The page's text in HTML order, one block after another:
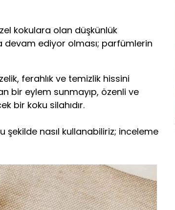
kokulara olan düşkünlük
devam ediyor olması; parfümlerin
ferahlık ve temizlik hissini
bir eylem sunmayıp, özenli ve
bir koku silahıdır.
nasıl kullanabiliriz; inceleme